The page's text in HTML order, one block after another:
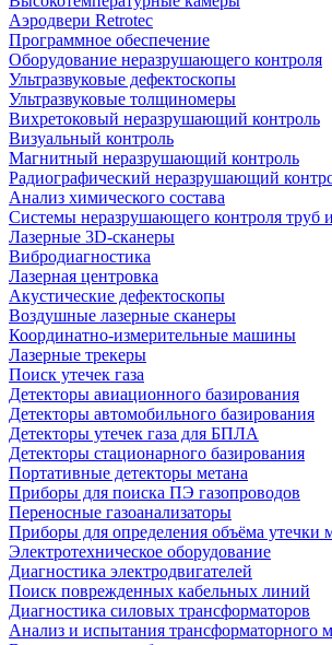
Аэродвери Retrotec
Программное обеспечение
Оборудование неразрушающего контроля
Ультразвуковые дефектоскопы
Ультразвуковые толщиномеры
Вихретоковый неразрушающий контроль
Визуальный контроль
Магнитный неразрушающий контроль
Радиографический неразрушающий
Анализ химического состава
Системы неразрушающего контроля труб
Лазерные 3D-сканеры
Вибродиагностика
Лазерная центровка
Акустические дефектоскопы
Воздушные лазерные сканеры
Координатно-измерительные машины
Лазерные трекеры
Поиск утечек газа
Детекторы авиационного базирования
Детекторы автомобильного базирования
Детекторы утечек газа для БПЛА
Детекторы стационарного базирования
Портативные детекторы метана
Приборы для поиска ПЭ газопроводов
Переносные газоанализаторы
Приборы для определения объёма утечки
Электротехническое оборудование
Диагностика электродвигателей
Поиск поврежденных кабельных линий
Диагностика силовых трансформаторов
Анализ и испытания трансформаторного